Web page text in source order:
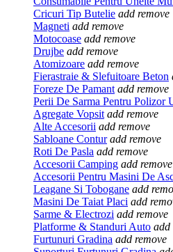
Cricuri Tip Butelie add remove
Magneti add remove
Motocoase add remove
Drujbe add remove
Atomizoare add remove
Fierastraie & Slefuitoare Beton
Foreze De Pamant add remove
Perii De Sarma Pentru Polizor
Agregate Vopsit add remove
Alte Accesorii add remove
Sabloane Contur add remove
Roti De Pasla add remove
Accesorii Camping add remove
Accesorii Pentru Masini De
Leagane Si Tobogane add
Masini De Taiat Placi add
Sarme & Electrozi add remove
Platforme & Standuri Auto add
Furtunuri Gradina add remove